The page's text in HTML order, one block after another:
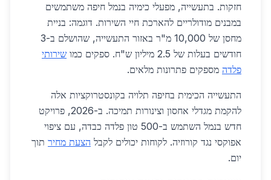
חזקות. בתעשייה, מפעלי כימיה בנמל חיפה משתמשים
במבנים מודולריים להארכת חיי השירות. דוגמה: בניית
מחסן של 10,000 מ"ר באזור התעשייה, שהושלם ב-3
חודשים בעלות של 2.5 מיליון ש"ח. ספקים כמו
שירותי
פלדה מספקים פתרונות מלאים.
התעשייה הכימית בחיפה תלויה בקונסטרוקציות אלה
להקמת מגדלי אחסון וצינורות תמיכה. ב-2026, פרויקט
חדש בנמל השתמש ב-500 טון פלדה כבדה, עם ציפוי
אפוקסי נגד קורוזיה. לקוחות יכולים לקבל הצעת מחיר תוך
יום.